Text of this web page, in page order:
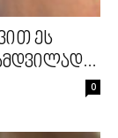
ეს
0